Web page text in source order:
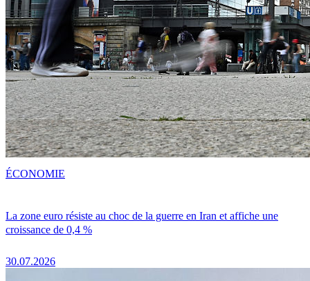
La zone euro résiste au choc de la guerre en Iran et affiche une
croissance de 0,4 %
30.07.2026
ÉCONOMIE